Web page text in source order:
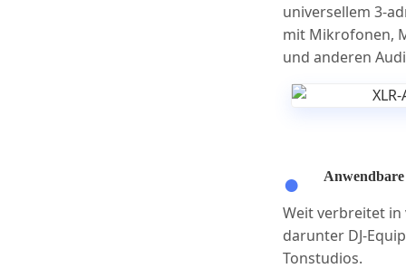
universellem 3-
mit Mikrofonen,
und anderen
Weit verbreitet in
darunter DJ-
Tonstudios.